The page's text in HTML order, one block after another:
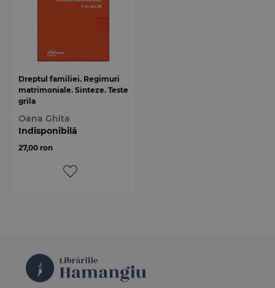
Dreptul familiei. Regimuri
matrimoniale. Sinteze. Teste
grila
Oana Ghita
Indisponibilă
27,00 ron